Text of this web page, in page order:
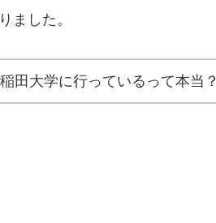
ました。
田大学に行っているって本当？